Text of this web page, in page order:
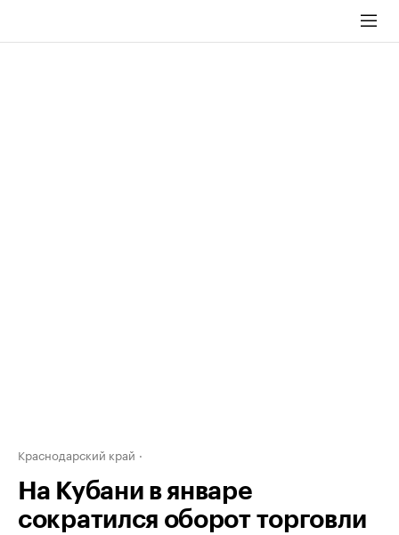
Краснодарский край
На Кубани в январе
сократился оборот торговли